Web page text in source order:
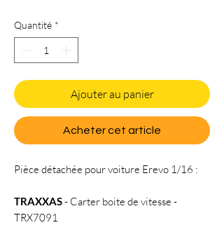
Quantité *
Ajouter au panier
Acheter cet article
Pièce détachée pour voiture Erevo 1/16 :
TRAXXAS- Carter boite de vitesse -
TRX7091